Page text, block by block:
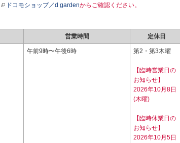
ドコモショップ／d gardenからご確認ください。
営業時間 定休日
午前9時〜午後6時 第2・第3木曜
【臨時営業日の
お知らせ】
2026年10月8日
(木曜)
【臨時休業日の
お知らせ】
2026年10月5日